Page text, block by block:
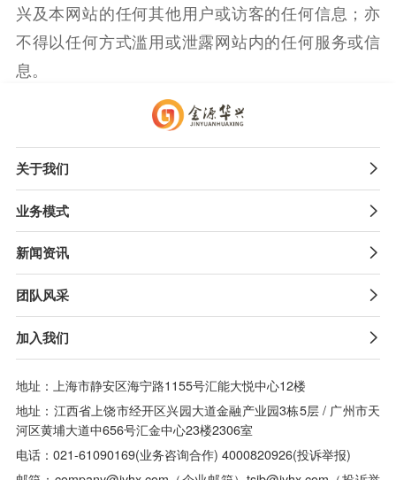
兴及本网站的任何其他用户或访客的任何信息；亦
不得以任何方式滥用或泄露网站内的任何服务或信
息。
关于我们 
业务模式 
新闻资讯 
团队风采 
加入我们 
地址：上海市静安区海宁路1155号汇能大悦中心12楼
地址：江西省上饶市经开区兴园大道金融产业园3栋5层 / 广州市天
河区黄埔大道中656号汇金中心23楼2306室
电话：021-61090169(业务咨询合作) 4000820926(投诉举报)